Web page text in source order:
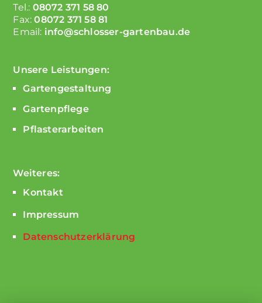
Tel.: 08072 371 58 80
Fax:08072 371 58 81
Email: info@schlosser-gartenbau.de
Unsere Leistungen:
Gartengestaltung
Gartenpflege
Pflasterarbeiten
Weiteres:
Kontakt
Impressum
Datenschutzerklärung